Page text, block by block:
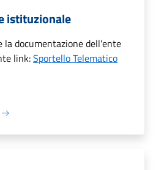
istituzionale
documentazione dell'ente
link:Sportello Telematico